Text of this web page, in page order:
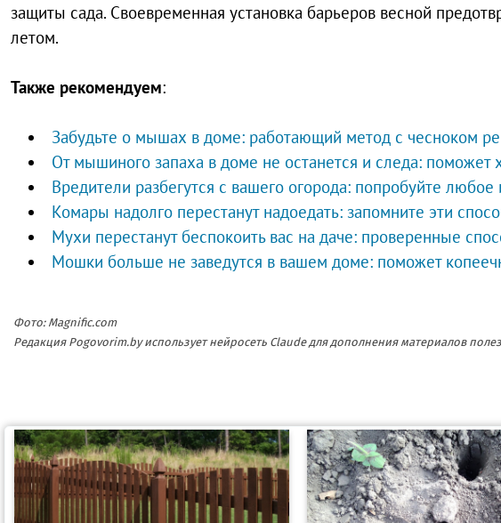
защиты сада. Своевременная установка барьеров весной
летом.
Также рекомендуем:
Забудьте о мышах в доме: работающий метод с чесноком
От мышиного запаха в доме не останется и следа: поможет
Вредители разбегутся с вашего огорода: попробуйте
Комары надолго перестанут надоедать: запомните эти
Мухи перестанут беспокоить вас на даче: проверенные
Мошки больше не заведутся в вашем доме: поможет
Фото: Magnific.com
Редакция Pogovorim.by использует нейросеть Claude для дополнения материалов